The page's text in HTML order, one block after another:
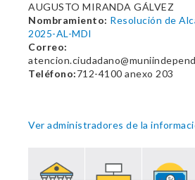
AUGUSTO MIRANDA GÁLVEZ
Nombramiento: Resolución de
2025-AL-MDI
Correo:
Teléfono:712-4100 anexo 203
Ver administradores de la